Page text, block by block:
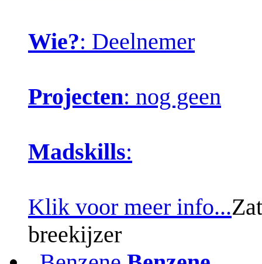
Wie?: Deelnemer
Projecten: nog geen
Madskills:
Klik voor meer info...
breekijzer